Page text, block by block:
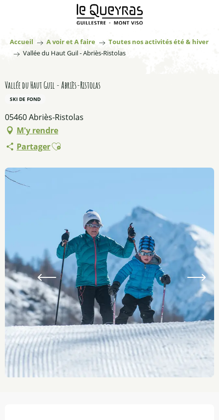
principal
Accueil A voir et A faire
Toutes nos activités été & hiver
Vallée du Haut Guil - Abriès-Ristolas
Vallée du Haut Guil - Abriès-Ristolas
SKI DE FOND
05460 Abriès-Ristolas
M'y rendre
PartagerAjouter aux favoris